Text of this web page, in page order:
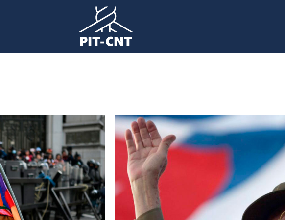
Imagen